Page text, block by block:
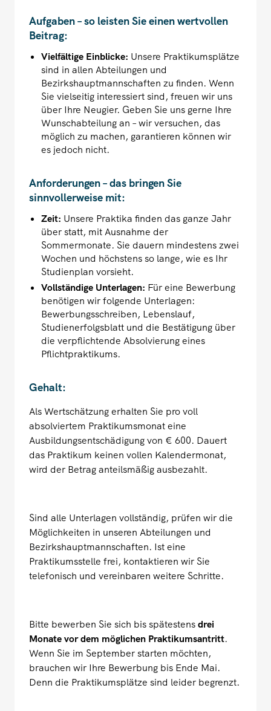
Aufgaben – so leisten Sie einen wertvollen
Beitrag:
Vielfältige Einblicke: Unsere Praktikumsplätze
sind in allen Abteilungen und
Bezirkshauptmannschaften zu finden. Wenn
Sie vielseitig interessiert sind, freuen wir uns
über Ihre Neugier. Geben Sie uns gerne Ihre
Wunschabteilung an – wir versuchen, das
möglich zu machen, garantieren können wir
es jedoch nicht.
Anforderungen – das bringen Sie
sinnvollerweise mit:
Zeit: Unsere Praktika finden das ganze Jahr
über statt, mit Ausnahme der
Sommermonate. Sie dauern mindestens zwei
Wochen und höchstens so lange, wie es Ihr
Studienplan vorsieht.
Vollständige Unterlagen: Für eine Bewerbung
benötigen wir folgende Unterlagen:
Bewerbungsschreiben, Lebenslauf,
Studienerfolgsblatt und die Bestätigung über
die verpflichtende Absolvierung eines
Pflichtpraktikums.
Gehalt:
Als Wertschätzung erhalten Sie pro voll
absolviertem Praktikumsmonat eine
Ausbildungsentschädigung von € 600. Dauert
das Praktikum keinen vollen Kalendermonat,
wird der Betrag anteilsmäßig ausbezahlt.
Sind alle Unterlagen vollständig, prüfen wir die
Möglichkeiten in unseren Abteilungen und
Bezirkshauptmannschaften. Ist eine
Praktikumsstelle frei, kontaktieren wir Sie
telefonisch und vereinbaren weitere Schritte.
Bitte bewerben Sie sich bis spätestensdrei
Monate vor dem möglichen Praktikumsantritt.
Wenn Sie im September starten möchten,
brauchen wir Ihre Bewerbung bis Ende Mai.
Denn die Praktikumsplätze sind leider begrenzt.